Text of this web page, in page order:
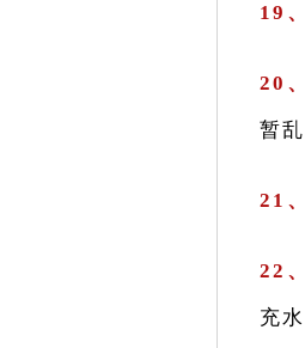
19
20
暂乱
21
22
充水